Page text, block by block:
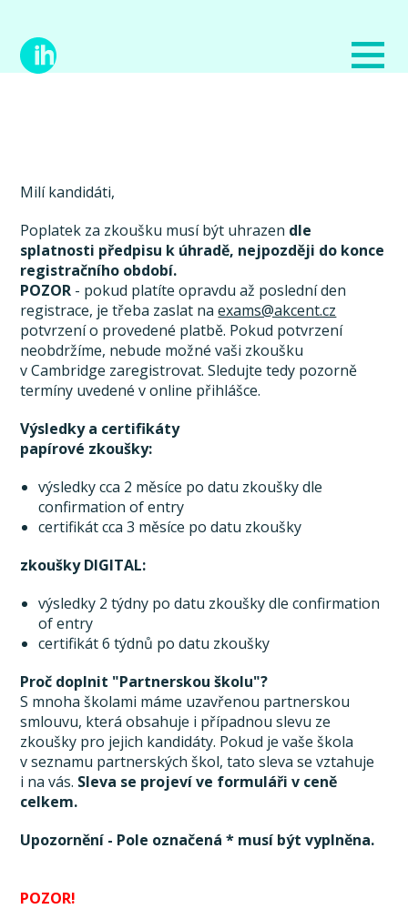
Milí kandidáti,
Poplatek za zkoušku musí být uhrazen dle
splatnosti předpisu k úhradě, nejpozději do konce
registračního období.
POZOR - pokud platíte opravdu až poslední den
registrace, je třeba zaslat naexams@akcent.cz
potvrzení o provedené platbě. Pokud potvrzení
neobdržíme, nebude možné vaši zkoušku
v Cambridge zaregistrovat. Sledujte tedy pozorně
termíny uvedené v online přihlášce.
Výsledky a certifikáty
papírové zkoušky:
výsledky cca 2 měsíce po datu zkoušky dle
confirmation of entry
certifikát cca 3 měsíce po datu zkoušky
zkoušky DIGITAL:
výsledky 2 týdny po datu zkoušky dle confirmation
of entry
certifikát 6 týdnů po datu zkoušky
Proč doplnit "Partnerskou školu"?
S mnoha školami máme uzavřenou partnerskou
smlouvu, která obsahuje i případnou slevu ze
zkoušky pro jejich kandidáty. Pokud je vaše škola
v seznamu partnerských škol, tato sleva se vztahuje
i na vás. Sleva se projeví ve formuláři v ceně
celkem.
Upozornění - Pole označená * musí být vyplněna.
POZOR!